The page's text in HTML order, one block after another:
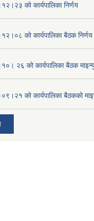
को कार्यपालिका निर्णय
को कार्यपालिका बैठक निर्णय
२६ को कार्यपालिका बैठक
को कार्यपालिका बैठकको